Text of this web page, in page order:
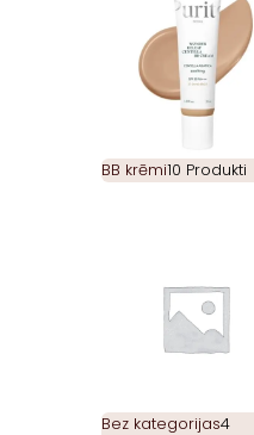
BB krēmi10 Produkti
Bez kategorijas4